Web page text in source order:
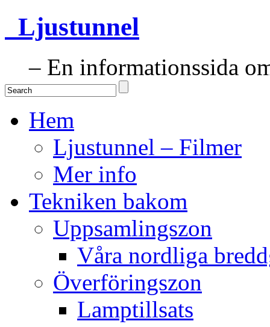
Ljustunnel
– En informationssida
Hem
Ljustunnel – Filmer
Mer info
Tekniken bakom
Uppsamlingszon
Våra nordliga
Överföringszon
Lamptillsats